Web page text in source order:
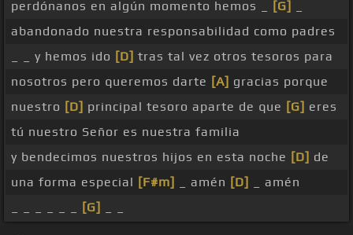
perdónanos en algún momento hemos _
[G]
abandonado nuestra responsabilidad como padres
_ _ y hemos ido [D] tras tal vez otros tesoros para
nosotros pero queremos darte [A] gracias porque
nuestro [D] principal tesoro aparte de que [G] eres
tú nuestro Señor es nuestra familia
y bendecimos nuestros hijos en esta noche [D] de
una forma especial [F#m] _ amén [D]
_ amén
[G]